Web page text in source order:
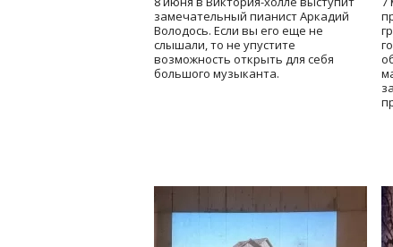
замечательный пианист Аркадий
Володось. Если вы его еще не
слышали, то не упустите
возможность открыть для себя
большого музыканта.